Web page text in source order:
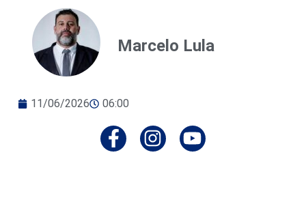
Marcelo Lula
11/06/2026 06:00